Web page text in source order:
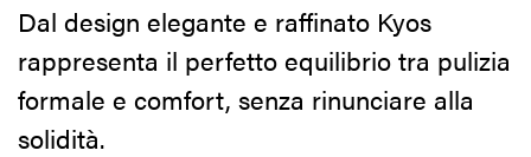
Dal design elegante e raffinato Kyos
rappresenta il perfetto equilibrio tra pulizia
formale e comfort, senza rinunciare alla
solidità.